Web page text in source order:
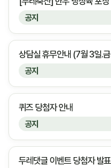
공지
공지
상담실 휴무안내 (7월 3일.
공지
퀴즈 당첨자 안내
두레댓글 이벤트 당첨자 발표